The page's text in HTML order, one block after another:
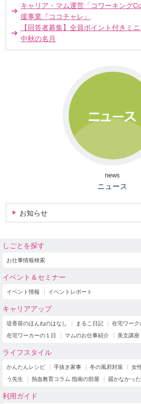
キャリア・マム運営「コワーキング
援事業『ココチャレ』
【回答者募集】全員ポイント付きミ
中秋の名月
news
ニュース
お知らせ
しごとを探す
お仕事情報検索
イベント＆セミナー
イベント情報 イベントレポート
キャリアアップ
堤香苗のほんねのはなし まるこ日記 在宅ワーク
在宅ワーカーの１日
マムのお仕事紹介 美文講座
ライフスタイル
かんたんレシピ 手抜き家事 冬の風邪対策 女
う先生
熱血教育コラム 指南の部屋 届かなかっ
利用ガイド